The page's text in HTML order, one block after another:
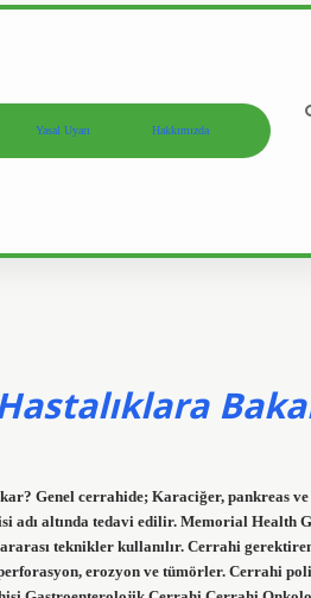
Yasal Uyarı Hakkımızda
Genel cerrahide; Karaciğer, pankreas
adı altında tedavi edilir. Memorial Health
teknikler kullanılır. Cerrahi
erozyon ve tümörler. Cerrahi